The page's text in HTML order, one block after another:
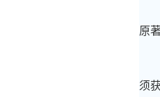
原
须